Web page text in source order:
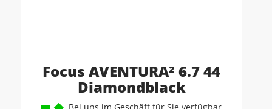
Focus AVENTURA² 6.7 44
Diamondblack